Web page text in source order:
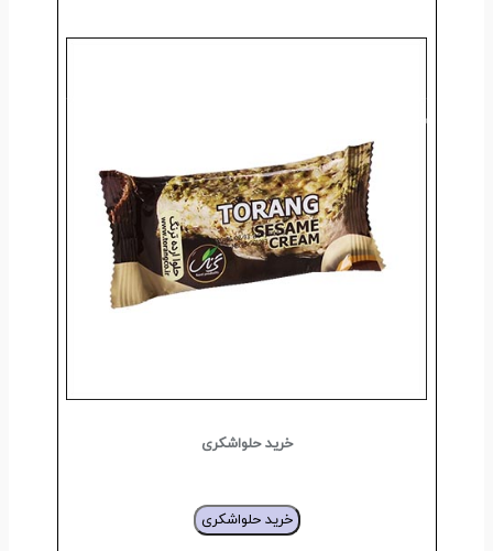
خرید حلواشکری
خرید حلواشکری